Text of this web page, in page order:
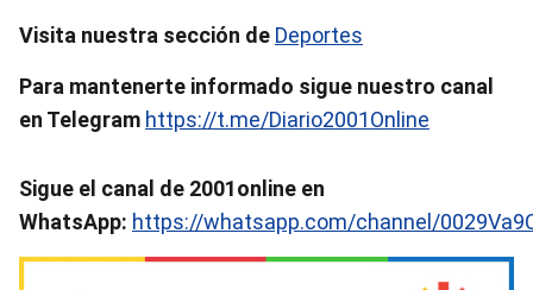
Visita nuestra sección de Deportes
Para mantenerte informado sigue nuestro canal
en Telegram https://t.me/Diario2001Online
Sigue el canal de 2001online en
WhatsApp: https://whatsapp.com/channel/